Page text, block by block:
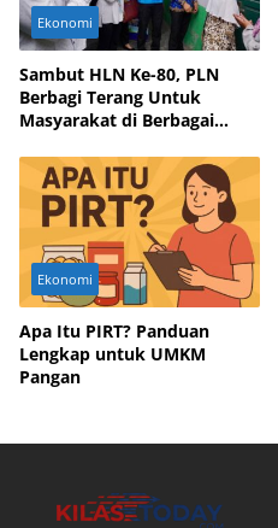
Ekonomi
Sambut HLN Ke-80, PLN
Berbagi Terang Untuk
Masyarakat di Berbagai
Ekonomi
Apa Itu PIRT? Panduan
Lengkap untuk UMKM
Pangan